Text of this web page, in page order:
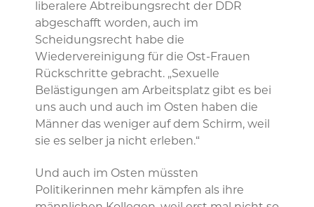
liberalere Abtreibungsrecht der DDR
abgeschafft worden, auch im
Scheidungsrecht habe die
Wiedervereinigung für die Ost-Frauen
Rückschritte gebracht. „Sexuelle
Belästigungen am Arbeitsplatz gibt es bei
uns auch und auch im Osten haben die
Männer das weniger auf dem Schirm, weil
sie es selber ja nicht erleben.“
Und auch im Osten müssten
Politikerinnen mehr kämpfen als ihre